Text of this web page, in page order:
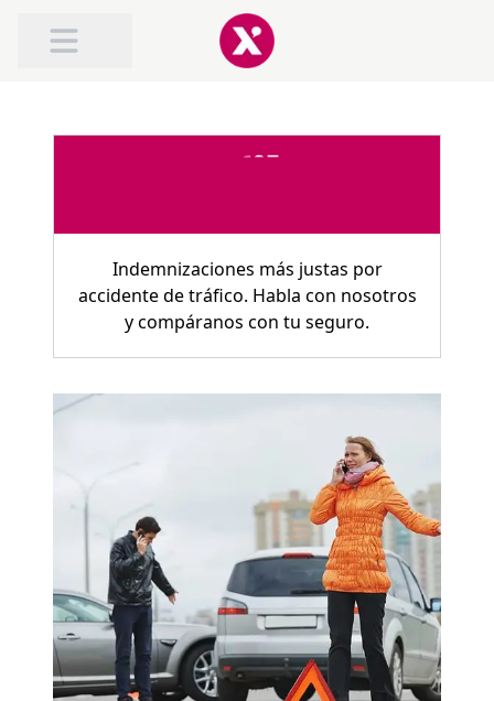
INDEMNIZACIÓN POR ACCIDENTE DE TRAFICO
Indemnizaciones más justas por
accidente de tráfico. Habla con nosotros
y compáranos con tu seguro.